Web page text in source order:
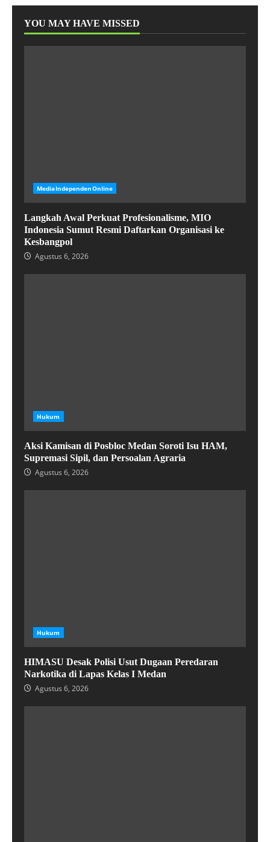
YOU MAY HAVE MISSED
MediaIndependenOnline
Langkah Awal Perkuat Profesionalisme, MIO
Indonesia Sumut Resmi Daftarkan Organisasi ke
Kesbangpol
Agustus 6, 2026
Hukum
Aksi Kamisan di Posbloc Medan Soroti Isu HAM,
Supremasi Sipil, dan Persoalan Agraria
Agustus 6, 2026
Hukum
HIMASU Desak Polisi Usut Dugaan Peredaran
Narkotika di Lapas Kelas I Medan
Agustus 6, 2026